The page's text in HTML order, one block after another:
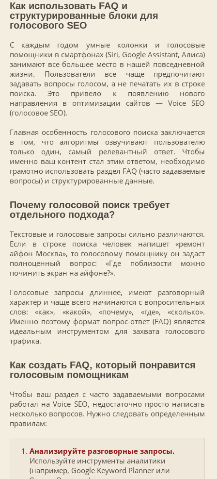
Как использовать FAQ и
структурированные блоки для
голосового SEO
С каждым годом умные колонки и голосовые
помощники в смартфонах (Siri, Google Assistant, Алиса)
занимают все большее место в нашей повседневной
жизни. Пользователи все чаще предпочитают
задавать вопросы голосом, а не печатать их в строке
поиска. Это привело к появлению нового
направления в оптимизации сайтов — Voice SEO
(голосовое SEO).
Главная особенность голосового поиска заключается
в том, что алгоритмы озвучивают пользователю
только один, самый релевантный ответ. Чтобы
именно ваш контент стал этим ответом, необходимо
грамотно использовать раздел FAQ (часто задаваемые
вопросы) и структурированные данные.
Почему голосовой поиск требует
отдельного подхода?
Текстовые и голосовые запросы сильно различаются.
Если в строке поиска человек напишет «ремонт
айфон Москва», то голосовому помощнику он задаст
полноценный вопрос: «Где поблизости можно
починить экран на айфоне?».
Голосовые запросы длиннее, имеют разговорный
характер и чаще всего начинаются с вопросительных
слов: «как», «какой», «почему», «где», «сколько».
Именно поэтому формат вопрос-ответ (FAQ) является
идеальным инструментом для захвата голосового
трафика.
Как создать FAQ, который понравится
голосовым помощникам
Чтобы ваш раздел с часто задаваемыми вопросами
работал на Voice SEO, недостаточно просто написать
несколько вопросов. Нужно следовать определенным
правилам:
Анализируйте разговорные запросы.
Используйте инструменты аналитики
(например, Google Keyword Planner или